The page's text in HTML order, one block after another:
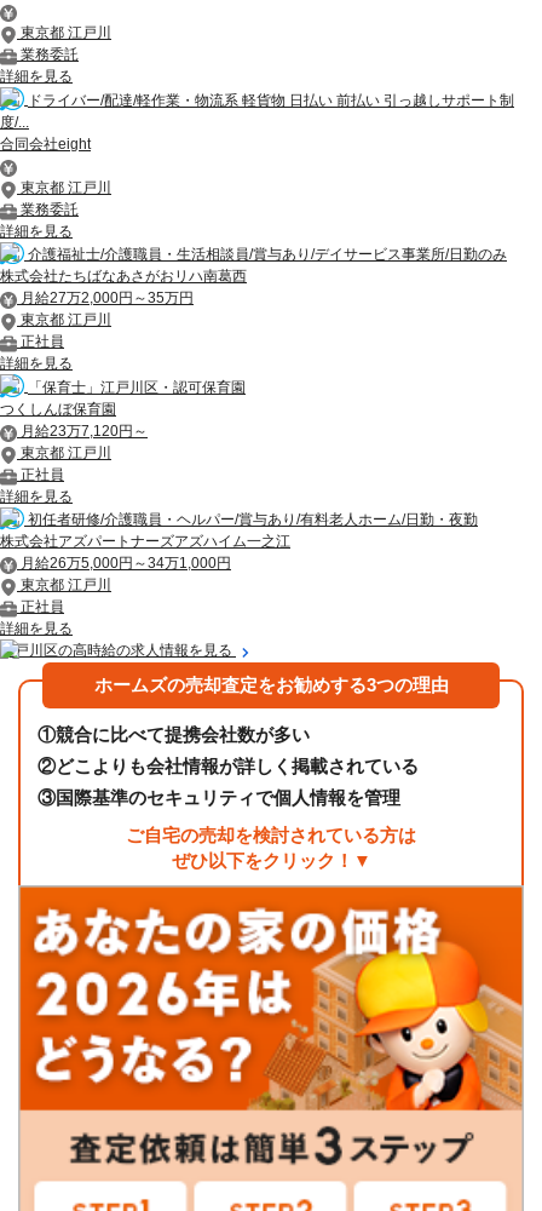
東京都 江戸川
業務委託
詳細を見る
ドライバー/配達/軽作業・物流系 軽貨物 日払い 前払い 引っ越しサポート制
度/...
合同会社eight
東京都 江戸川
業務委託
詳細を見る
介護福祉士/介護職員・生活相談員/賞与あり/デイサービス事業所/日勤のみ
株式会社たちばなあさがおリハ南葛西
月給27万2,000円～35万円
東京都 江戸川
正社員
詳細を見る
「保育士」江戸川区・認可保育園
つくしんぼ保育園
月給23万7,120円～
東京都 江戸川
正社員
詳細を見る
初任者研修/介護職員・ヘルパー/賞与あり/有料老人ホーム/日勤・夜勤
株式会社アズパートナーズアズハイム一之江
月給26万5,000円～34万1,000円
東京都 江戸川
正社員
詳細を見る
江戸川区の高時給の求人情報を見る
ホームズの売却査定をお勧めする3つの理由
①競合に比べて提携会社数が多い
②どこよりも会社情報が詳しく掲載されている
③国際基準のセキュリティで個人情報を管理
ご自宅の売却を検討されている方は
ぜひ以下をクリック！▼